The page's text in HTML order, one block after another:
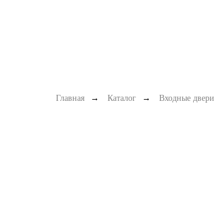
Главная → Каталог → Входные двери